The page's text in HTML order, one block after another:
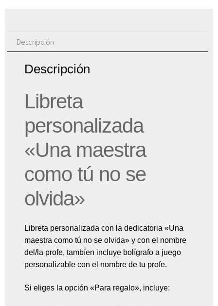
Descripción
Descripción
Libreta
personalizada
«Una maestra
como tú no se
olvida»
Libreta personalizada con la dedicatoria «Una
maestra como tú no se olvida» y con el nombre
del/la profe, tambíen incluye bolígrafo a juego
personalizable con el nombre de tu profe.
Si eliges la opción «Para regalo», incluye: